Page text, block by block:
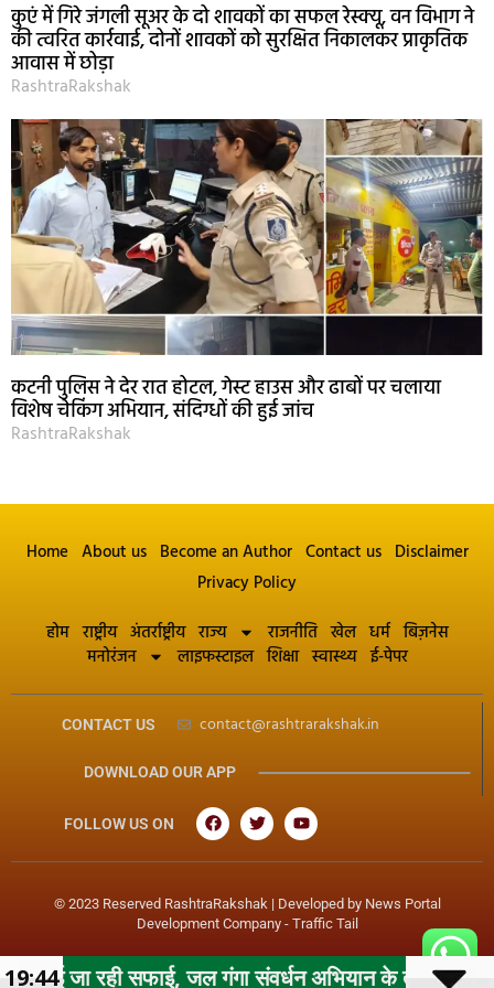
कुएं में गिरे जंगली सूअर के दो शावकों का सफल रेस्क्यू, वन विभाग ने
की त्वरित कार्रवाई, दोनों शावकों को सुरक्षित निकालकर प्राकृतिक
आवास में छोड़ा
RashtraRakshak
कटनी पुलिस ने देर रात होटल, गेस्ट हाउस और ढाबों पर चलाया
विशेष चेकिंग अभियान, संदिग्धों की हुई जांच
RashtraRakshak
Home About us Become an Author Contact us Disclaimer
Privacy Policy
होम राष्ट्रीय अंतर्राष्ट्रीय राज्य राजनीति खेल धर्म बिज़नेस
मनोरंजन
लाइफस्टाइल शिक्षा स्वास्थ्य ई-पेपर
CONTACT US contact@rashtrarakshak.in
DOWNLOAD OUR APP
FOLLOW US ON
© 2023 Reserved RashtraRakshak | Developed by News Portal
Development Company- Traffic Tail
जल गंगा संवर्धन अभियान के तहत महापौर के निर्देशन
19:44